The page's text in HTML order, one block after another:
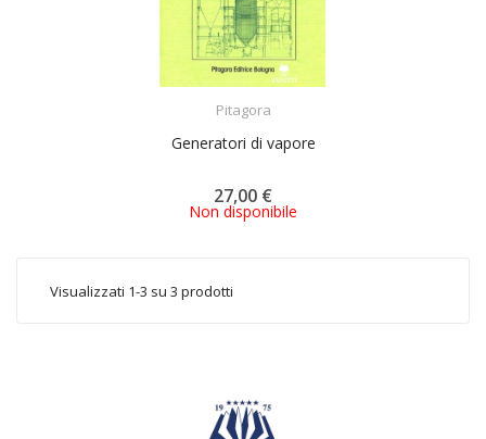
Pitagora
Generatori di vapore
27,00 €
Non disponibile
Visualizzati 1-3 su 3 prodotti